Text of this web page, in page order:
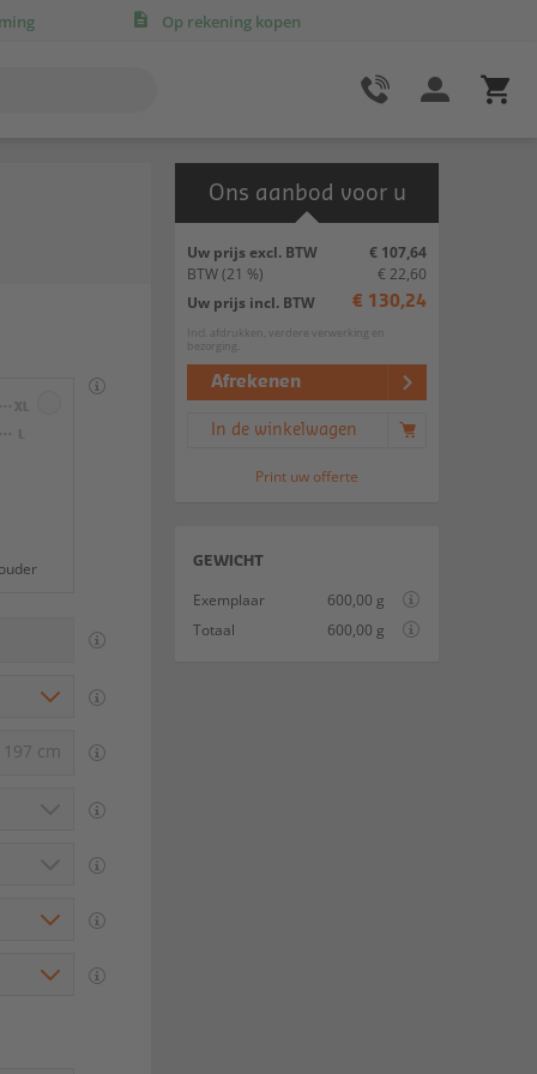
Op rekening kopen
cm
Ons aanbod voor u
Uw prijs excl. BTW
€ 107,64
BTW(21 %)
€ 22,60
Uw prijs incl. BTW
€ 130,24
Incl. afdrukken, verdere verwerking en
bezorging.
Afrekenen
In de winkelwagen
Print uw offerte
GEWICHT
Exemplaar
Totaal
600,00 g
600,00 g